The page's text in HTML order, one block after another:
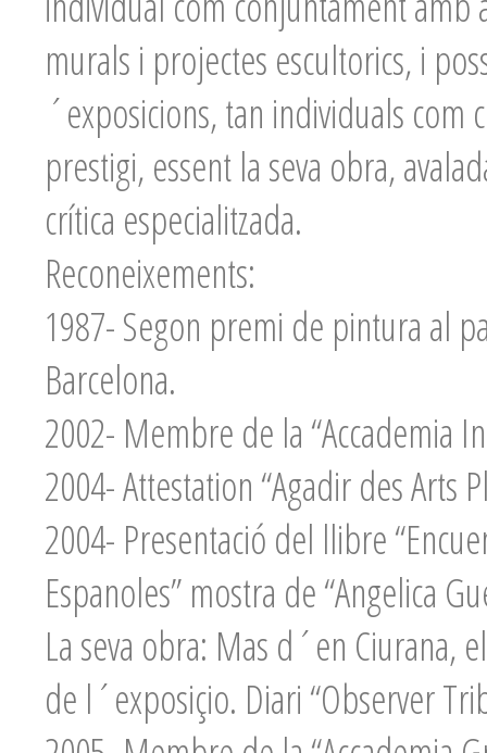
murals i projectes escultorics, i
´exposicions, tan individuals com
prestigi, essent la seva obra,
crítica especialitzada.
Reconeixements:
1987- Segon premi de pintura al
Barcelona.
2002- Membre de la “Accademia
2004- Attestation “Agadir des Arts
2004- Presentació del llibre
Espanoles” mostra de “Angelica
La seva obra: Mas d´en Ciurana,
de l´exposiçio. Diari “Observer